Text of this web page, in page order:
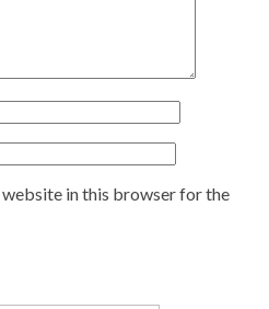
website in this browser for the